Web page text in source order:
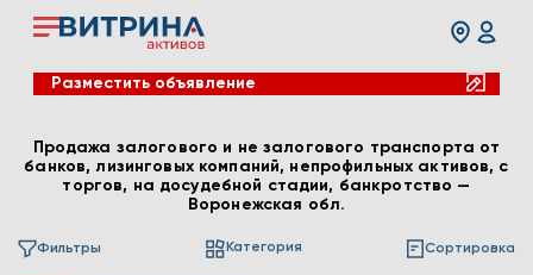
Разместить объявление
Продажа залогового и не залогового транспорта от
банков, лизинговых компаний, непрофильных активов, с
торгов, на досудебной стадии, банкротство —
Воронежская обл.
Фильтры Категория Сортировка